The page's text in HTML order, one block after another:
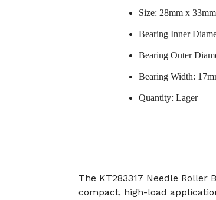
Size: 28mm x
Bearing Inner
Bearing Outer
Bearing Width:
Quantity: Lager
The KT283317 Needle Roller
compact, high-load